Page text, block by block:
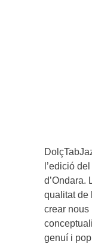
l’edició
d’Ondara.
qualitat de
crear nous
genuí i